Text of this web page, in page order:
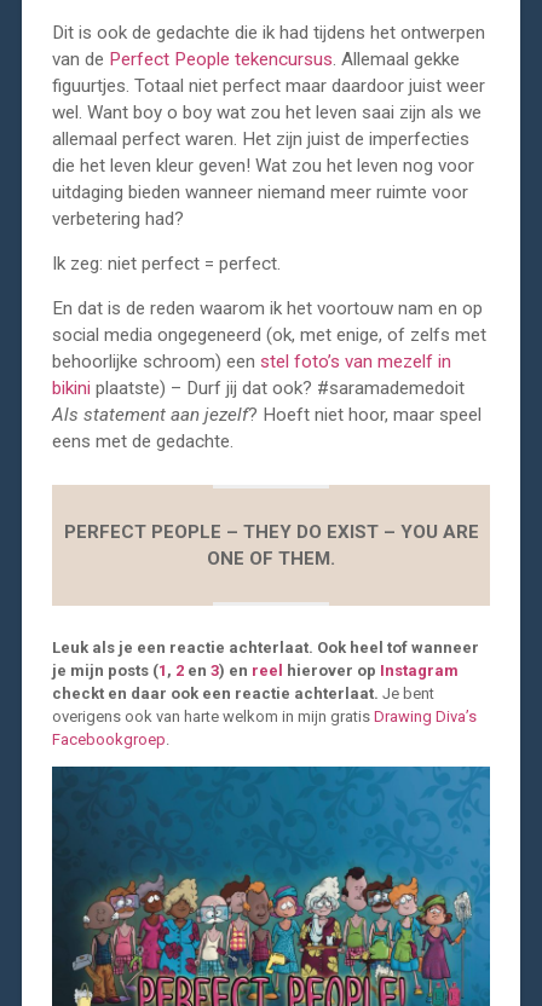
Dit is ook de gedachte die ik had tijdens het ontwerpen
van de Perfect People tekencursus. Allemaal gekke
figuurtjes. Totaal niet perfect maar daardoor juist weer
wel. Want boy o boy wat zou het leven saai zijn als we
allemaal perfect waren. Het zijn juist de imperfecties
die het leven kleur geven! Wat zou het leven nog voor
uitdaging bieden wanneer niemand meer ruimte voor
verbetering had?
Ik zeg: niet perfect = perfect.
En dat is de reden waarom ik het voortouw nam en op
social media ongegeneerd (ok, met enige, of zelfs met
behoorlijke schroom) een stel foto’s van mezelf in
bikini plaatste) – Durf jij dat ook? #saramademedoit
Als statement aan jezelf? Hoeft niet hoor, maar speel
eens met de gedachte.
PERFECT PEOPLE – THEY DO EXIST – YOU ARE
ONE OF THEM.
Leuk als je een reactie achterlaat. Ook heel tof wanneer
je mijn posts (1 , 2en 3) en reel hierover op Instagram
checkt en daar ook een reactie achterlaat. Je bent
overigens ook van harte welkom in mijn gratis Drawing Diva’s
Facebookgroep.